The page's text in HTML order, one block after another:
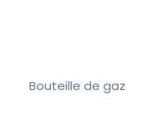
Bouteille de gaz